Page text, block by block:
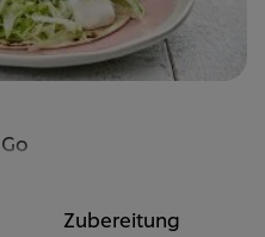
Zubereitung